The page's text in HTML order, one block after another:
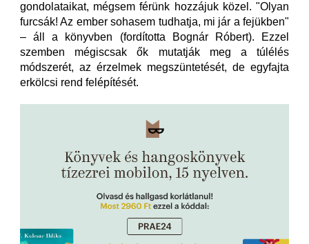
gondolataikat, mégsem férünk hozzájuk közel. "Olyan
furcsák! Az ember sohasem tudhatja, mi jár a fejükben"
– áll a könyvben (fordította Bognár Róbert). Ezzel
szemben mégiscsak ők mutatják meg a túlélés
módszerét, az érzelmek megszüntetését, de egyfajta
erkölcsi rend felépítését.